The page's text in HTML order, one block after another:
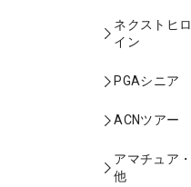
ネクストヒロ
イン
PGAシニア
ACNツアー
アマチュア・
他